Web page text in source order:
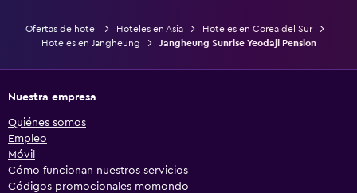
Ofertas de hotel Hoteles en Asia
Hoteles en Corea del Sur
Hoteles en Jangheung
Jangheung Sunrise Yeodaji Pension
Nuestra empresa
Quiénes somos
Empleo
Móvil
Cómo funcionan nuestros servicios
Códigos promocionales momondo